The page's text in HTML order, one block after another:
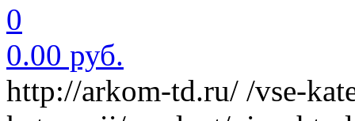
0
0.00 руб.
http://arkom-td.ru/ /vse-